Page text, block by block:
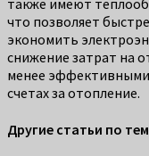
также имеют
что позволяет
экономить
снижение затрат на
менее эффективными
счетах за отопление.
Другие статьи по